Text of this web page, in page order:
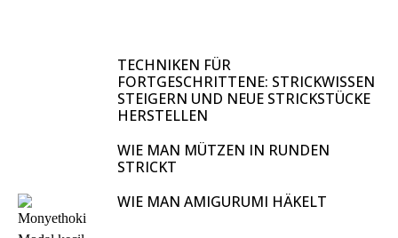
TECHNIKEN FÜR
FORTGESCHRITTENE: STRICKWISSEN
STEIGERN UND NEUE STRICKSTÜCKE
HERSTELLEN
WIE MAN MÜTZEN IN RUNDEN
STRICKT
WIE MAN AMIGURUMI HÄKELT